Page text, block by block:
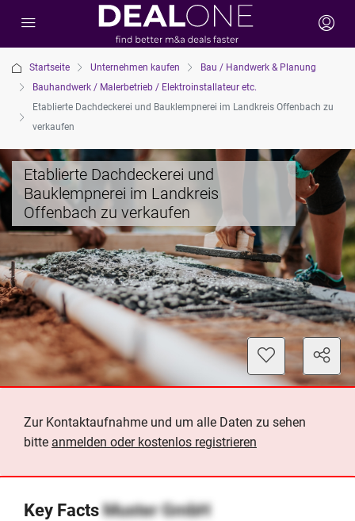
Startseite Unternehmen kaufen
Bau / Handwerk & Planung
Bauhandwerk / Malerbetrieb / Elektroinstallateur etc.
Etablierte Dachdeckerei und Bauklempnerei im Landkreis Offenbach zu
verkaufen
Etablierte Dachdeckerei und
Bauklempnerei im Landkreis
Offenbach zu verkaufen
Zur Kontaktaufnahme und um alle Daten zu sehen
bitte anmelden oder kostenlos registrieren
Key FactsMuster GmbH